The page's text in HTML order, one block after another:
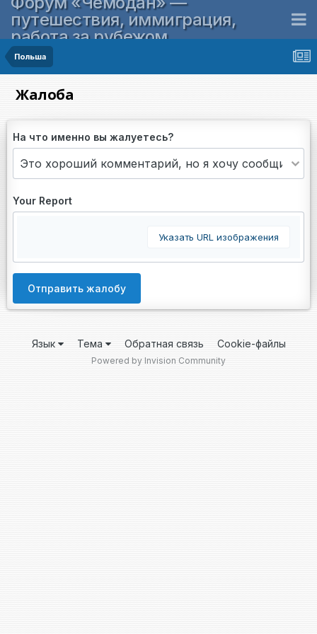
путешествия, иммиграция,
работа за рубежом
Польша
Жалоба
На что именно вы жалуетесь?
Your Report
Указать URL изображения
Отправить жалобу
Язык Тема Обратная связь Cookie-файлы
Powered by Invision Community